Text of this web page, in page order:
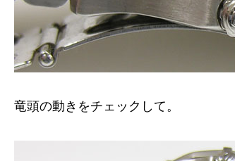
竜頭の動きをチェックして。